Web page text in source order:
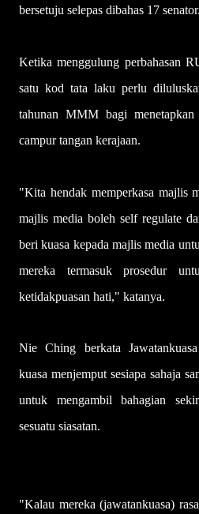
bersetuju selepas dibahas 17 senator.
Ketika menggulung perbahasan
satu kod tata laku perlu
tahunan MMM bagi menetapkan
campur tangan kerajaan.
"Kita hendak memperkasa majlis
majlis media boleh self regulate
beri kuasa kepada majlis media
mereka termasuk prosedur
ketidakpuasan hati," katanya.
Nie Ching berkata
kuasa menjemput sesiapa sahaja
untuk mengambil bahagian
sesuatu siasatan.
"Kalau mereka (jawatankuasa)